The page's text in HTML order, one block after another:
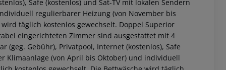
Safe (kostenlos) und Sat-TV mit lokalen Sendern
regulierbarer Heizung (von November bis
täglich kostenlos gewechselt. Doppel Superior
eingerichteten Zimmer sind ausgestattet mit 4
(geg. Gebühr), Privatpool, Internet (kostenlos), Safe
Klimaanlage (von April bis Oktober) und individuell